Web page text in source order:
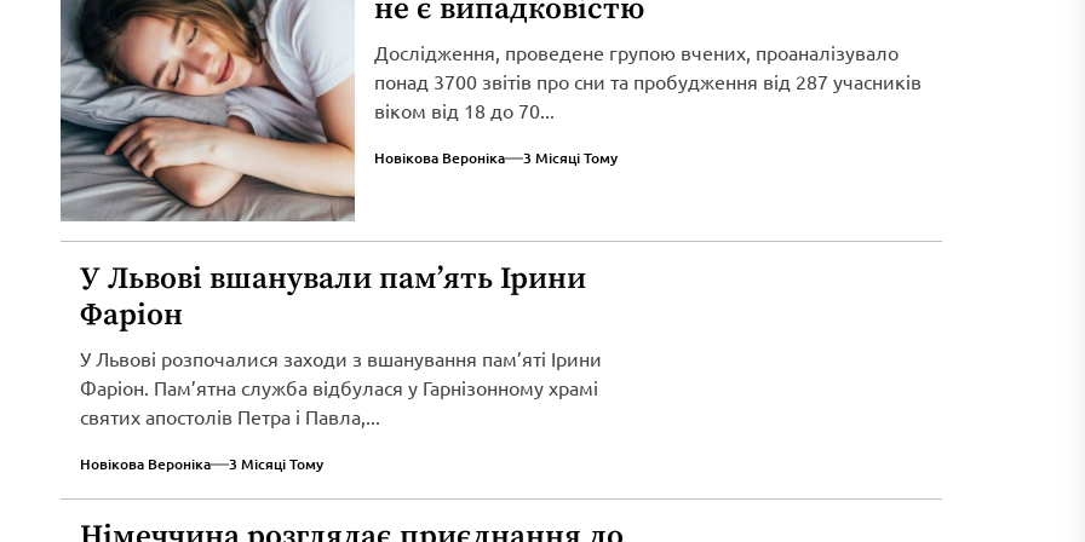
не є випадковістю
Дослідження, проведене групою вчених, проаналізувало
понад 3700 звітів про сни та пробудження від 287 учасників
віком від 18 до 70...
Новікова Вероніка 3 Місяці Тому
У Львові вшанували пам’ять Ірини
Фаріон
У Львові розпочалися заходи з вшанування пам’яті Ірини
Фаріон. Пам’ятна служба відбулася у Гарнізонному храмі
святих апостолів Петра і Павла,...
Новікова Вероніка 3 Місяці Тому